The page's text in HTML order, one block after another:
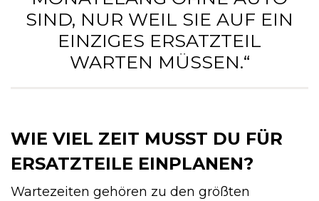
SIND, NUR WEIL SIE AUF EIN
EINZIGES ERSATZTEIL
WARTEN MÜSSEN.“
WIE VIEL ZEIT MUSST DU FÜR
ERSATZTEILE EINPLANEN?
Wartezeiten gehören zu den größten